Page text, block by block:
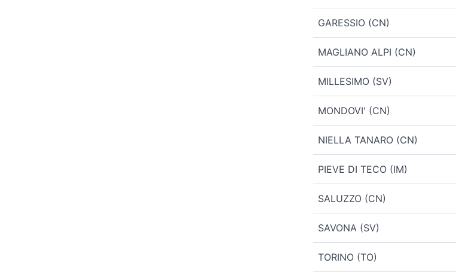
GARESSIO (CN)
MAGLIANO ALPI (CN)
MILLESIMO (SV)
MONDOVI' (CN)
NIELLA TANARO (CN)
PIEVE DI TECO (IM)
SALUZZO (CN)
SAVONA (SV)
TORINO (TO)